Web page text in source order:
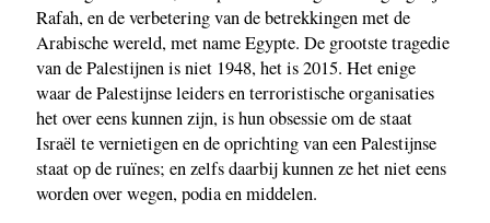
Rafah, en de verbetering van de betrekkingen met de
Arabische wereld, met name Egypte. De grootste tragedie
van de Palestijnen is niet 1948, het is 2015. Het enige
waar de Palestijnse leiders en terroristische organisaties
het over eens kunnen zijn, is hun obsessie om de staat
Israël te vernietigen en de oprichting van een Palestijnse
staat op de ruïnes; en zelfs daarbij kunnen ze het niet eens
worden over wegen, podia en middelen.